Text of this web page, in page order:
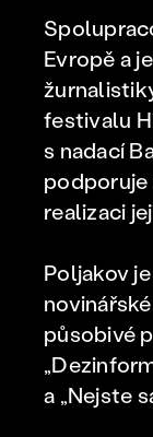
Evropě a
festivalu
s nadací
realizaci
Poljakov
působivé
a „Nejste